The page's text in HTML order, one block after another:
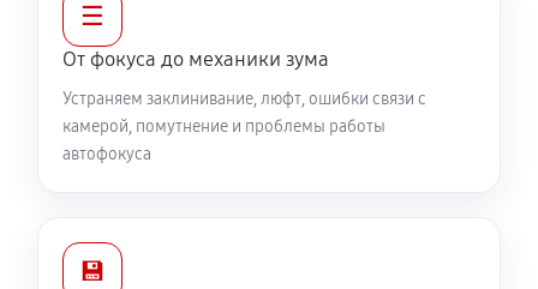
☰
От фокуса до механики зума
Устраняем заклинивание, люфт, ошибки связи с
камерой, помутнение и проблемы работы
автофокуса
💾